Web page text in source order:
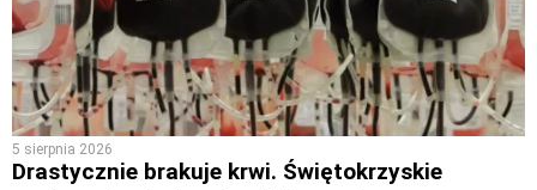
5 sierpnia 2026
Drastycznie brakuje krwi. Świętokrzyskie